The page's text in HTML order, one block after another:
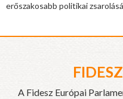
erőszakosabb politikai
A Fidesz Európai